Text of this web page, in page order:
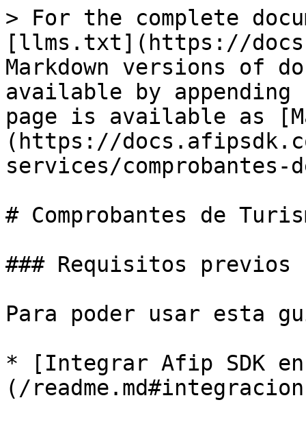
> For the complete
[llms.txt](https://
Markdown versions of
available by
page is available as
(https://
services/comprobantes-
# Comprobantes de
### Requisitos previos
Para poder usar esta
* [Integrar Afip SDK
(/